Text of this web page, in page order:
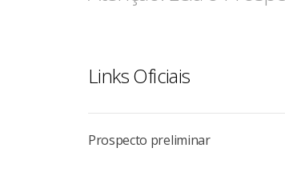
Links Oficiais
Prospecto preliminar